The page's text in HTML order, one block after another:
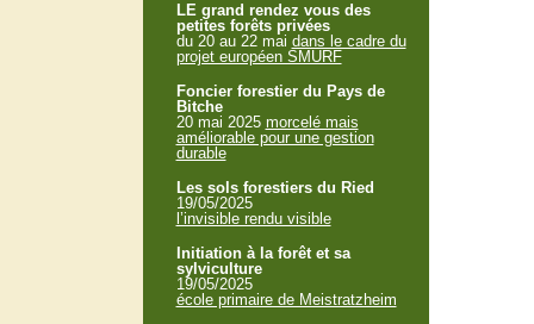
LE grand rendez vous des
petites forêts privées
du 20 au 22 mai dans le cadre du
projet européen SMURF
Foncier forestier du Pays de
Bitche
20 mai 2025 morcelé mais
améliorable pour une gestion
durable
Les sols forestiers du Ried
19/05/2025
l’invisible rendu visible
Initiation à la forêt et sa
sylviculture
19/05/2025
école primaire de Meistratzheim